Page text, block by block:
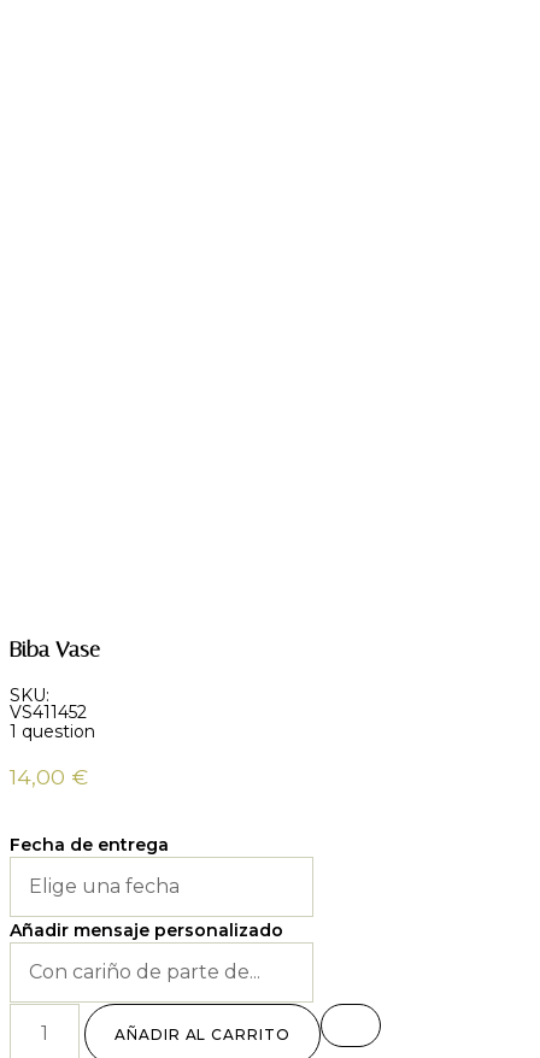
Biba Vase
SKU:
VS411452
1 question
14,00 €
Fecha de entrega
Añadir mensaje personalizado
AÑADIR AL CARRITO